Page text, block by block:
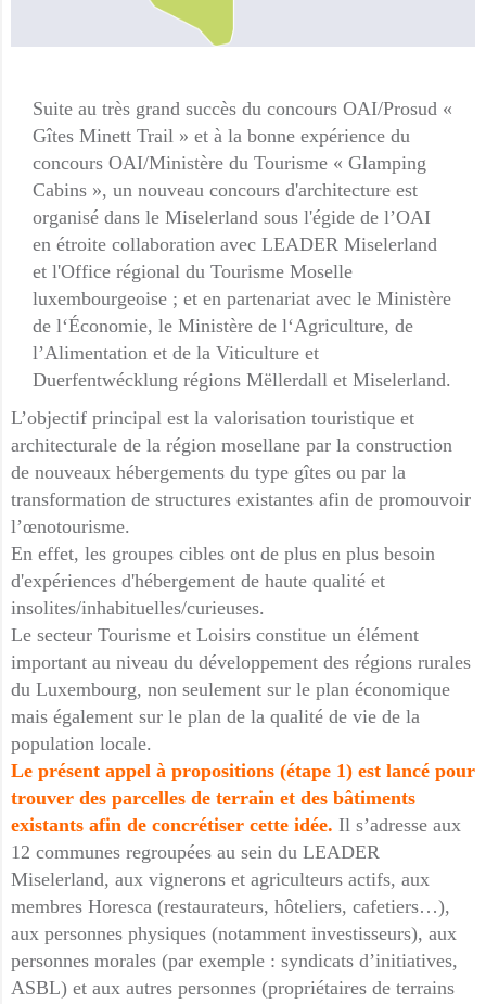
Suite au très grand succès du concours OAI/Prosud «
Gîtes Minett Trail » et à la bonne expérience du
concours OAI/Ministère du Tourisme « Glamping
Cabins », un nouveau concours d'architecture est
organisé dans le Miselerland sous l'égide de l’OAI
en étroite collaboration avec LEADER Miselerland
et l'Office régional du Tourisme Moselle
luxembourgeoise ; et en partenariat avec le Ministère
de l‘Économie, le Ministère de l‘Agriculture, de
l’Alimentation et de la Viticulture et
Duerfentwécklung régions Mëllerdall et Miselerland.
L’objectif principal est la valorisation touristique et
architecturale de la région mosellane par la construction
de nouveaux hébergements du type gîtes ou par la
transformation de structures existantes afin de promouvoir
l’œnotourisme.
En effet, les groupes cibles ont de plus en plus besoin
d'expériences d'hébergement de haute qualité et
insolites/inhabituelles/curieuses.
Le secteur Tourisme et Loisirs constitue un élément
important au niveau du développement des régions rurales
du Luxembourg, non seulement sur le plan économique
mais également sur le plan de la qualité de vie de la
population locale.
Le présent appel à propositions (étape 1) est lancé pour
trouver des parcelles de terrain et des bâtiments
existants afin de concrétiser cette idée. Il s’adresse aux
12 communes regroupées au sein du LEADER
Miselerland, aux vignerons et agriculteurs actifs, aux
membres Horesca (restaurateurs, hôteliers, cafetiers…),
aux personnes physiques (notamment investisseurs), aux
personnes morales (par exemple : syndicats d’initiatives,
ASBL) et aux autres personnes (propriétaires de terrains